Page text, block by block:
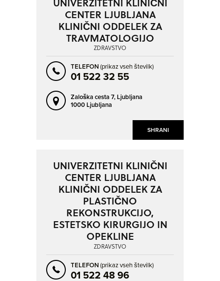
SHRANI
CENTER LJUBLJANA
KLINIČNI ODDELEK ZA
TRAVMATOLOGIJO
ZDRAVSTVO
TELEFON(prikaz vseh številk)
01 522 32 55
Zaloška cesta 7, Ljubljana
1000 Ljubljana
UNIVERZITETNI KLINIČNI
CENTER LJUBLJANA
KLINIČNI ODDELEK ZA
PLASTIČNO
REKONSTRUKCIJO,
ESTETSKO KIRURGIJO IN
OPEKLINE
ZDRAVSTVO
TELEFON(prikaz vseh številk)
01 522 48 96